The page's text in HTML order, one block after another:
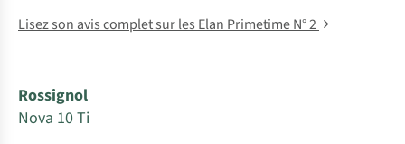
Lisez son avis complet sur les Elan Primetime N° 2
Rossignol
Nova 10 Ti